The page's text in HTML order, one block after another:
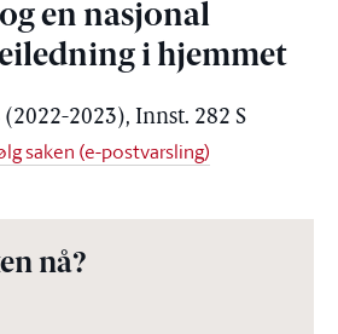
en nasjonal
i hjemmet
2023), Innst. 282 S
saken (e-postvarsling)
nå?